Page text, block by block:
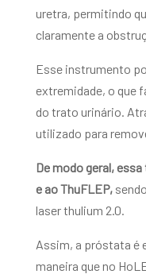
uretra, permitindo
claramente a
Esse instrumento
extremidade, o que
do trato urinário.
utilizado para
De modo geral,
e ao ThuFLEP,
laser thulium 2.0.
Assim, a próstata é
maneira que no